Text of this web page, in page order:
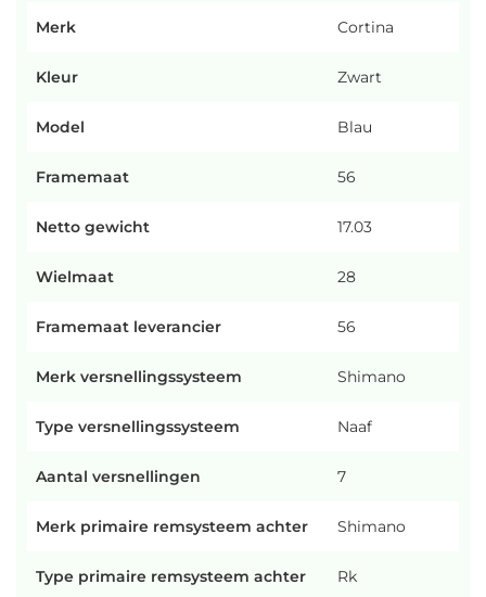
Merk Cortina
Kleur Zwart
Model Blau
Framemaat 56
Netto gewicht 17.03
Wielmaat 28
Framemaat leverancier 56
Merk versnellingssysteem Shimano
Type versnellingssysteem Naaf
Aantal versnellingen 7
Merk primaire remsysteem achter Shimano
Type primaire remsysteem achter Rk